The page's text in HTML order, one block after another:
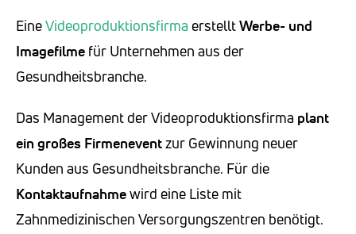
EineVideoproduktionsfirma erstelltWerbe- und
Imagefilme für Unternehmen aus der
Gesundheitsbranche.
Das Management der Videoproduktionsfirma plant
ein großes Firmeneventzur Gewinnung neuer
Kunden aus Gesundheitsbranche. Für die
Kontaktaufnahmewird eine Liste mit
Zahnmedizinischen Versorgungszentren benötigt.